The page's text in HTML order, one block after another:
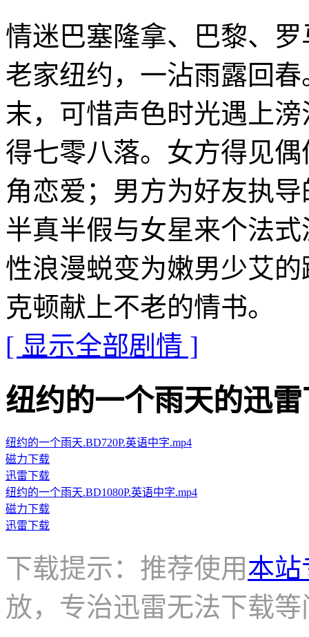
情迷巴塞隆拿、巴黎、
老家纽约，一沾雨露回
末，可惜声色时光遇上
得七零八落。女方得见
角恋爱；男方为好友执
半真半假与女星来个法
性浪漫蜕变为嫩男少艾
克顿献上不老的情书。
[ 显示全部剧情 ]
纽约的一个雨天的迅雷
纽约的一个雨天.BD720P.英语中字.mp4
磁力下载
迅雷下载
纽约的一个雨天.BD1080P.英语中字.mp4
磁力下载
迅雷下载
下载提示：推荐使用本站
放，专治迅雷无法下载等